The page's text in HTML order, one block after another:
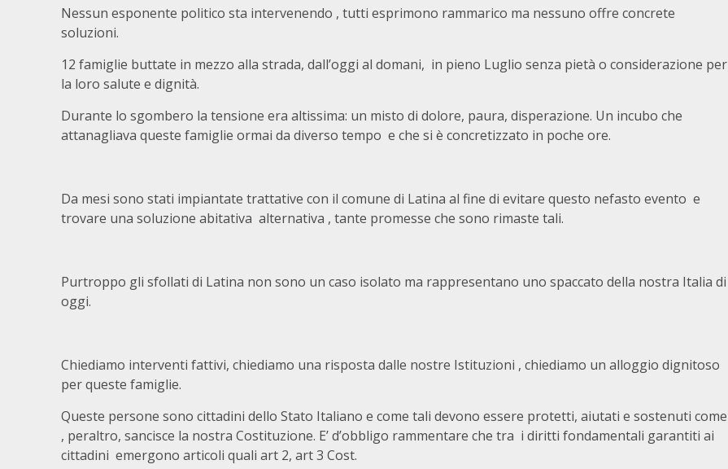
Nessun esponente politico sta intervenendo , tutti esprimono rammarico ma nessuno offre concrete
soluzioni.
12 famiglie buttate in mezzo alla strada, dall’oggi al domani, in pieno Luglio senza pietà o considerazione per
la loro salute e dignità.
Durante lo sgombero la tensione era altissima: un misto di dolore, paura, disperazione. Un incubo che
attanagliava queste famiglie ormai da diverso tempo e che si è concretizzato in poche ore.
Da mesi sono stati impiantate trattative con il comune di Latina al fine di evitare questo nefasto evento e
trovare una soluzione abitativa alternativa , tante promesse che sono rimaste tali.
Purtroppo gli sfollati di Latina non sono un caso isolato ma rappresentano uno spaccato della nostra Italia di
oggi.
Chiediamo interventi fattivi, chiediamo una risposta dalle nostre Istituzioni , chiediamo un alloggio dignitoso
per queste famiglie.
Queste persone sono cittadini dello Stato Italiano e come tali devono essere protetti, aiutati e sostenuti come
, peraltro, sancisce la nostra Costituzione. E’ d’obbligo rammentare che tra i diritti fondamentali garantiti ai
cittadini emergono articoli quali art 2, art 3 Cost.